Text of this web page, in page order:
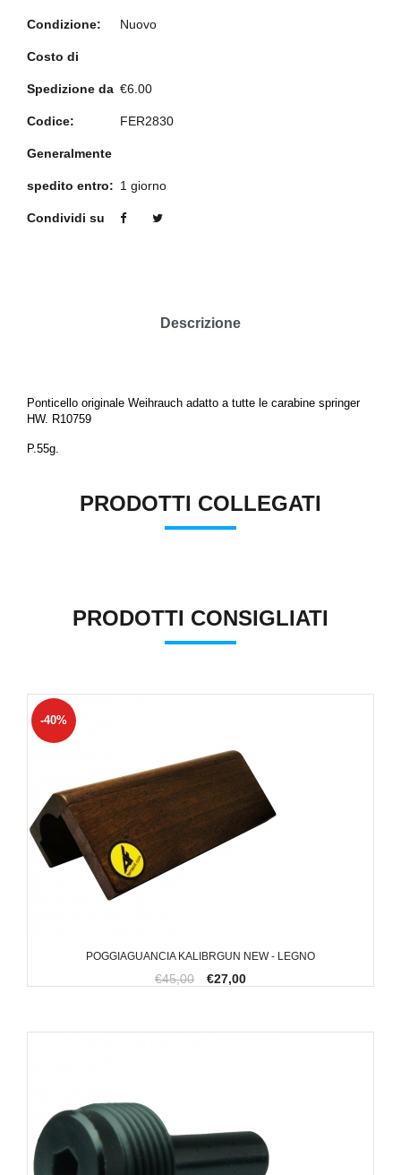
Condizione: Nuovo
Costo di
Spedizione da €6.00
Codice: FER2830
Generalmente
spedito entro: 1 giorno
Condividi su
Descrizione
Ponticello originale Weihrauch adatto a tutte le carabine springer
HW. R10759
P.55g.
PRODOTTI COLLEGATI
PRODOTTI CONSIGLIATI
POGGIAGUANCIA KALIBRGUN NEW - LEGNO
-40%
€45,00 €27,00